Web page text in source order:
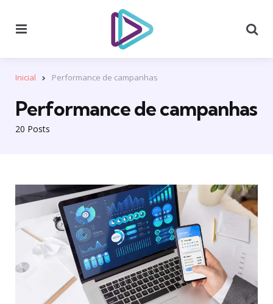
Inicial Performance de campanhas
20 Posts
Performance de campanhas